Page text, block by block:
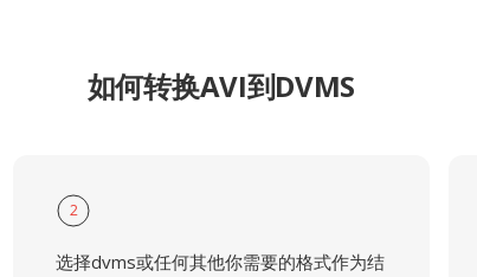
如何转换AVI到DVMS
2
选择dvms或任何其他你需要的格式作为结